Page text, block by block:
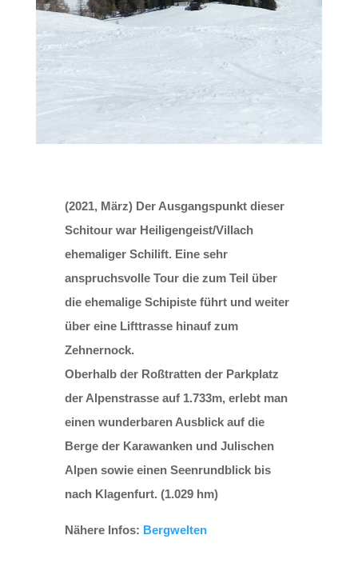
(2021, März) Der Ausgangspunkt dieser
Schitour war Heiligengeist/Villach
ehemaliger Schilift. Eine sehr
anspruchsvolle Tour die zum Teil über
die ehemalige Schipiste führt und weiter
über eine Lifttrasse hinauf zum
Zehnernock.
Oberhalb der Roßtratten der Parkplatz
der Alpenstrasse auf 1.733m, erlebt man
einen wunderbaren Ausblick auf die
Berge der Karawanken und Julischen
Alpen sowie einen Seenrundblick bis
nach Klagenfurt. (1.029 hm)
Nähere Infos: Bergwelten